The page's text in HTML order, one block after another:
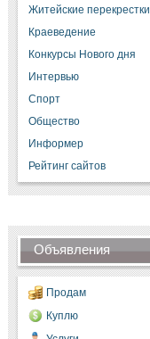
Житейские перекрестки
Краеведение
Конкурсы Нового дня
Интервью
Спорт
Общество
Информер
Рейтинг сайтов
Объявления
Продам
Куплю